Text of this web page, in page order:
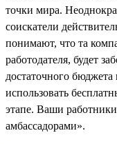
точки мира.
соискатели
понимают, что та
работодателя, будет
достаточного
использовать
этапе. Ваши
амбассадорами».